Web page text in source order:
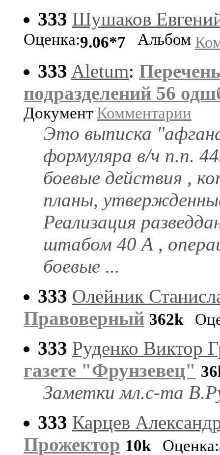
333 Шушаков
Оценка:9.06*7 Альбом
333 Aletum:
подразделений 56
Документ Комментарии
Это выписка
формуляра в/ч п.п.
боевые действия ,
планы,
Реализация
штабом 40 А ,
боевые ...
333 Олейник
Правоверный 362k
333 Руденко Виктор
газете "Фрунзевец"
Заметки мл.с-та
333 Карцев
Прожектор 10k Оценка: